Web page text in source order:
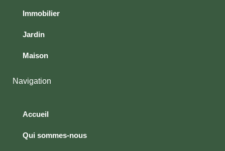
Immobilier
Jardin
Maison
Navigation
Accueil
Qui sommes-nous